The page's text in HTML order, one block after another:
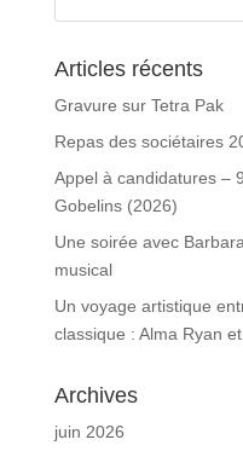
Articles récents
Gravure sur Tetra Pak
Repas des sociétaires
Appel à candidatures –
Gobelins (2026)
Une soirée avec
musical
Un voyage artistique
classique : Alma Ryan
Archives
juin 2026